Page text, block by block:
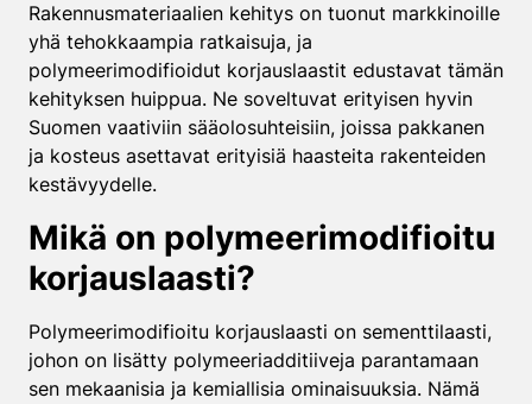
Rakennusmateriaalien kehitys on tuonut markkinoille
yhä tehokkaampia ratkaisuja, ja
polymeerimodifioidut korjauslaastit edustavat tämän
kehityksen huippua. Ne soveltuvat erityisen hyvin
Suomen vaativiin sääolosuhteisiin, joissa pakkanen
ja kosteus asettavat erityisiä haasteita rakenteiden
kestävyydelle.
Mikä on polymeerimodifioitu
korjauslaasti?
Polymeerimodifioitu korjauslaasti on sementtilaasti,
johon on lisätty polymeeriadditiiveja parantamaan
sen mekaanisia ja kemiallisia ominaisuuksia. Nämä